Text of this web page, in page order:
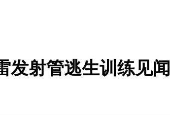
发射管逃生训练见闻